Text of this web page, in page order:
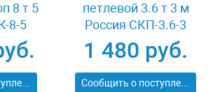
8 т 5
8-5
Сообщить о поступлении
петлевой 3.6 т 3 м
Россия СКП-3.6-3
1 480 руб.
Сообщить о поступлении